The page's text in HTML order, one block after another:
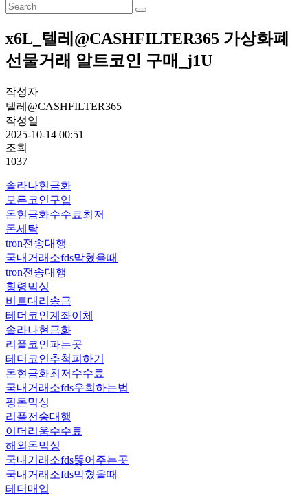
x6L_텔레@CASHFILTER365 가상화폐
선물거래 알트코인 구매_j1U
작성자
텔레@CASHFILTER365
작성일
2025-10-14 00:51
조회
1037
솔라나현금화
모든코인구입
돈현금화수수료최저
돈세탁
tron전송대행
국내거래소fds막혔을때
tron전송대행
횡령믹싱
비트대리송금
테더코인계좌이체
솔라나현금화
리플코인파는곳
테더코인추척피하기
돈현금화최저수수료
국내거래소fds우회하는법
핑돈믹싱
리플전송대행
이더리움수수료
해외돈믹싱
국내거래소fds뚫어주는곳
국내거래소fds막혔을때
테더매입